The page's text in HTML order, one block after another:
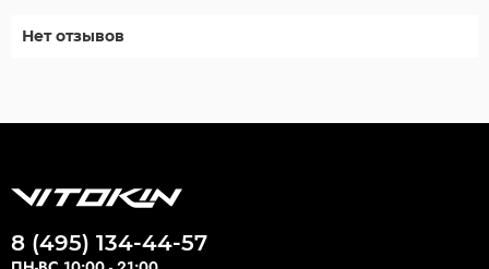
Нет отзывов
8 (495) 134-44-57